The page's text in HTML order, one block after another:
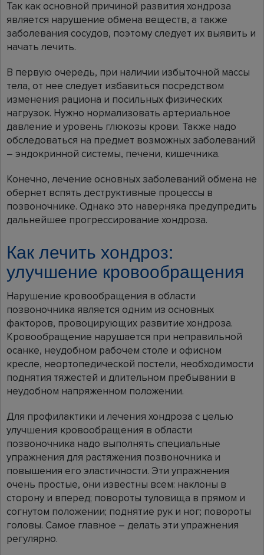
Так как основной причиной развития хондроза
является нарушение обмена веществ, а также
заболевания сосудов, поэтому следует их выявить и
начать лечить.
В первую очередь, при наличии избыточной массы
тела, от нее следует избавиться посредством
изменения рациона и посильных физических
нагрузок. Нужно нормализовать артериальное
давление и уровень глюкозы крови. Также надо
обследоваться на предмет возможных заболеваний
– эндокринной системы, печени, кишечника.
Конечно, лечение основных заболеваний обмена не
обернет вспять деструктивные процессы в
позвоночнике. Однако это наверняка предупредить
дальнейшее прогрессирование хондроза.
Как лечить хондроз:
улучшение кровообращения
Нарушение кровообращения в области
позвоночника является одним из основных
факторов, провоцирующих развитие хондроза.
Кровообращение нарушается при неправильной
осанке, неудобном рабочем столе и офисном
кресле, неортопедической постели, необходимости
поднятия тяжестей и длительном пребывании в
неудобном напряженном положении.
Для профилактики и лечения хондроза с целью
улучшения кровообращения в области
позвоночника надо выполнять специальные
упражнения для растяжения позвоночника и
повышения его эластичности. Эти упражнения
очень простые, они известны всем: наклоны в
сторону и вперед; повороты туловища в прямом и
согнутом положении; поднятие рук и ног; повороты
головы. Самое главное – делать эти упражнения
регулярно.